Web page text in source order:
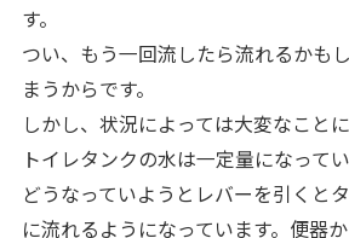
す。
つい、もう一回流したら流れるかも
まうからです。
しかし、状況によっては大変なこと
トイレタンクの水は一定量になって
どうなっていようとレバーを引くと
に流れるようになっています。便器